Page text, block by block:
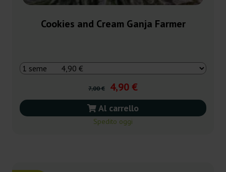
Cookies and Cream Ganja Farmer
7,00 € 4,90 €
Al carrello
Spedito oggi